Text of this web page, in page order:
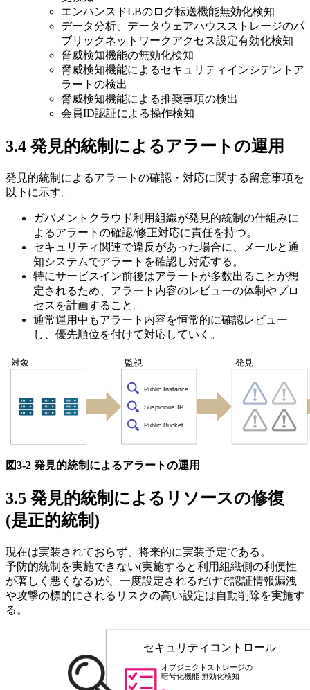
エンハンスドLBのログ転送機能無効化検知
データ分析、データウェアハウスストレージのパ
ブリックネットワークアクセス設定有効化検知
脅威検知機能の無効化検知
脅威検知機能によるセキュリティインシデントア
ラートの検出
脅威検知機能による推奨事項の検出
会員ID認証による操作検知
3.4 発見的統制によるアラートの運用
発見的統制によるアラートの確認・対応に関する留意事項を
以下に示す。
ガバメントクラウド利用組織が発見的統制の仕組みに
よるアラートの確認/修正対応に責任を持つ。
セキュリティ関連で違反があった場合に、メールと通
知システムでアラートを確認し対応する。
特にサービスイン前後はアラートが多数出ることが想
定されるため、アラート内容のレビューの体制やプロ
セスを計画すること。
通常運用中もアラート内容を恒常的に確認レビュー
し、優先順位を付けて対応していく。
図3-2 発見的統制によるアラートの運用
3.5 発見的統制によるリソースの修復
(是正的統制)
現在は実装されておらず、将来的に実装予定である。
予防的統制を実施できない(実施すると利用組織側の利便性
が著しく悪くなる)が、一度設定されるだけで認証情報漏洩
や攻撃の標的にされるリスクの高い設定は自動削除を実施す
る。